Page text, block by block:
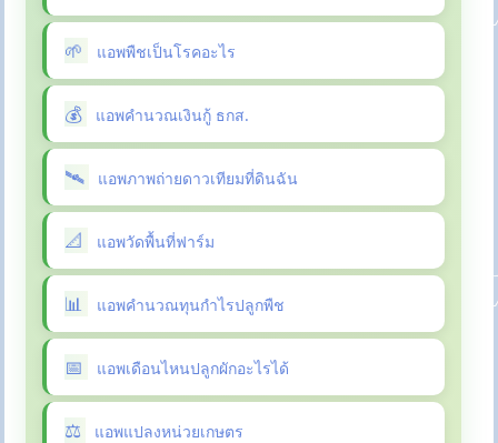
แอพพืชเป็นโรคอะไร
แอพคำนวณเงินกู้ ธกส.
แอพภาพถ่ายดาวเทียมที่ดินฉัน
แอพวัดพื้นที่ฟาร์ม
แอพคำนวณทุนกำไรปลูกพืช
แอพเดือนไหนปลูกผักอะไรได้
แอพแปลงหน่วยเกษตร